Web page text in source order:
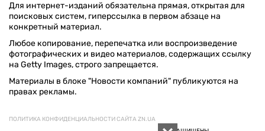
Для интернет-изданий обязательна прямая, открытая для
поисковых систем, гиперссылка в первом абзаце на
конкретный материал.
Любое копирование, перепечатка или воспроизведение
фотографических и видео материалов, содержащих ссылку
на Getty Images, строго запрещается.
Материалы в блоке "Новости компаний" публикуются на
правах рекламы.
ПОЛИТИКА КОНФИДЕНЦИАЛЬНОСТИ САЙТА ZN.UA